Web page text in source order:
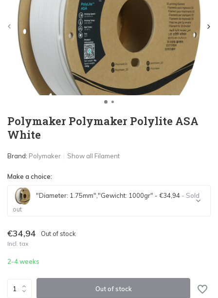
Polymaker Polymaker Polylite ASA
White
Brand: Polymaker Show all Filament
Make a choice:
"Diameter: 1.75mm","Gewicht: 1000gr" - €34,94 - Sold
out
€34,94 Out of stock
Incl. tax
2-4 weeks
Out of stock